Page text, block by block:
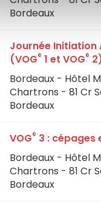
Bordeaux
Journée Initiation
(VOG® 1 et VOG®
Bordeaux - Hôtel
Chartrons - 81 Cr
Bordeaux
VOG® 3 :
Bordeaux - Hôtel
Chartrons - 81 Cr
Bordeaux